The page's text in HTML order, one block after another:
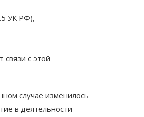
УК РФ),
связи с этой
случае изменилось
в деятельности